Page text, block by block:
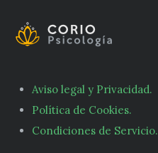
Aviso legal y Privacidad.
Política de Cookies.
Condiciones de Servicio.